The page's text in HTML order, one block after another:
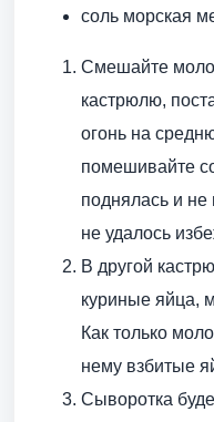
соль морская
Смешайте
кастрюлю,
огонь на
помешивайте
поднялась и не
не удалось
В другой
куриные яйца,
Как только
нему взбитые
Сыворотка